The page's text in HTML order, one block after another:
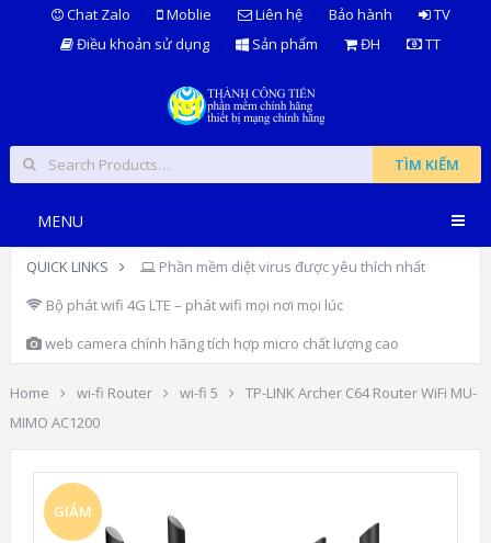
Chat Zalo Moblie Liên hệ Bảo hành
TV
Điều khoản sử dụng
Sản phẩm ĐH TT
TÌM KIẾM
MENU
QUICK LINKS
Phần mềm diệt virus được yêu thích nhất
Bộ phát wifi 4G LTE – phát wifi mọi nơi mọi lúc
web camera chính hãng tích hợp micro chất lượng cao
Home wi-fi Router wi-fi 5
TP-LINK Archer C64 Router WiFi MU-
MIMO AC1200
GIẢM